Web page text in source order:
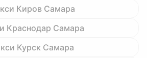
Киров Самара
Краснодар Самара
Курск Самара